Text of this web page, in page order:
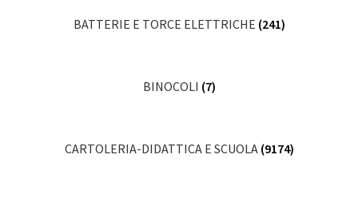
BATTERIE E TORCE ELETTRICHE (241)
BINOCOLI (7)
CARTOLERIA-DIDATTICA E SCUOLA (9174)